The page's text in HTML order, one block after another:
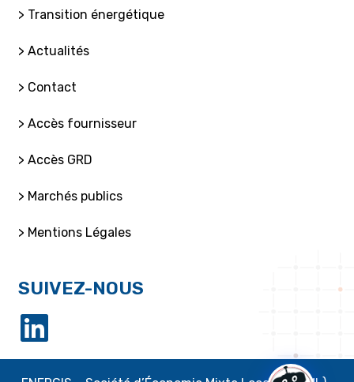
> Transition énergétique
> Actualités
> Contact
> Accès fournisseur
> Accès GRD
> Marchés publics
> Mentions Légales
SUIVEZ-NOUS